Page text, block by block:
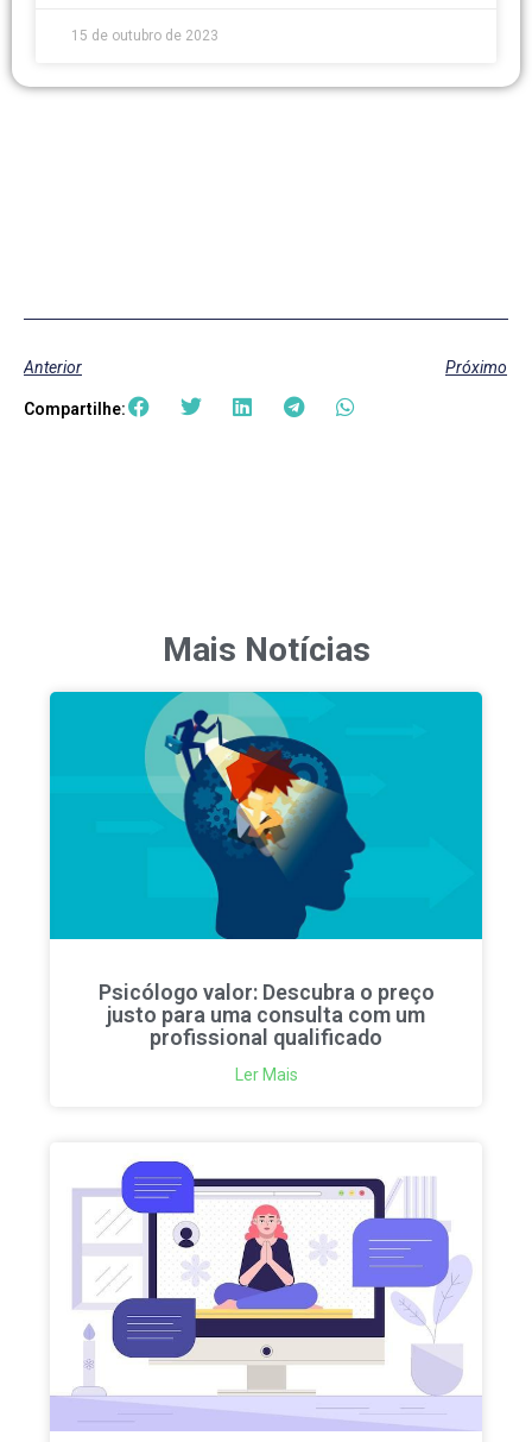
15 de outubro de 2023
Anterior Próximo
Compartilhe:
Mais Notícias
Psicólogo valor: Descubra o preço
justo para uma consulta com um
profissional qualificado
Ler Mais